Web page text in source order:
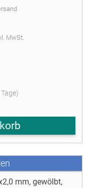
MwSt.
mm, gewölbt,